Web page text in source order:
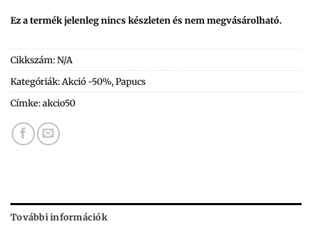
Ez a termék jelenleg nincs készleten és nem megvásárolható.
Cikkszám:N/A
Kategóriák: Akció -50%,Papucs
Címke:akcio50
További információk